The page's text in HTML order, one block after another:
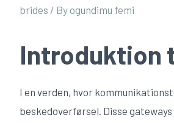
brides / Byogundimu femi
Introduktion
I en verden, hvor
beskedoverførsel. Disse